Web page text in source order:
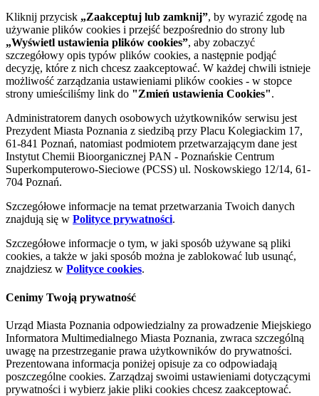
Kliknij przycisk „Zaakceptuj lub zamknij”, by wyrazić zgodę na
używanie plików cookies i przejść bezpośrednio do strony lub
„Wyświetl ustawienia plików cookies”, aby zobaczyć
szczegółowy opis typów plików cookies, a następnie podjąć
decyzję, które z nich chcesz zaakceptować. W każdej chwili istnieje
możliwość zarządzania ustawieniami plików cookies - w stopce
strony umieściliśmy link do "Zmień ustawienia Cookies".
Administratorem danych osobowych użytkowników serwisu jest
Prezydent Miasta Poznania z siedzibą przy Placu Kolegiackim 17,
61-841 Poznań, natomiast podmiotem przetwarzającym dane jest
Instytut Chemii Bioorganicznej PAN - Poznańskie Centrum
Superkomputerowo-Sieciowe (PCSS) ul. Noskowskiego 12/14, 61-
704 Poznań.
Szczegółowe informacje na temat przetwarzania Twoich danych
znajdują się w Polityce prywatności.
Szczegółowe informacje o tym, w jaki sposób używane są pliki
cookies, a także w jaki sposób można je zablokować lub usunąć,
znajdziesz w Polityce cookies.
Cenimy Twoją prywatność
Urząd Miasta Poznania odpowiedzialny za prowadzenie Miejskiego
Informatora Multimedialnego Miasta Poznania, zwraca szczególną
uwagę na przestrzeganie prawa użytkowników do prywatności.
Prezentowana informacja poniżej opisuje za co odpowiadają
poszczególne cookies. Zarządzaj swoimi ustawieniami dotyczącymi
prywatności i wybierz jakie pliki cookies chcesz zaakceptować.